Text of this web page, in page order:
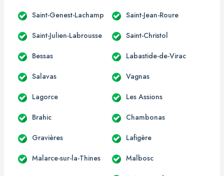
Saint-Genest-Lachamp Saint-Jean-Roure
Saint-Julien-Labrousse Saint-Christol
Bessas Labastide-de-Virac
Salavas Vagnas
Lagorce Les Assions
Brahic Chambonas
Gravières Lafigère
Malarce-sur-la-Thines Malbosc